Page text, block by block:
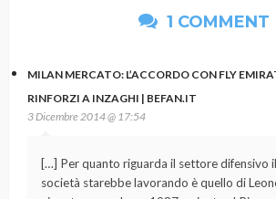
1 COMMENT
MILAN MERCATO: L’ACCORDO CON FLY
RINFORZI A INZAGHI | BEFAN.IT
3 Dicembre 2014 @ 17:54
[…] Per quanto riguarda il settore difensivo
società starebbe lavorando è quello di